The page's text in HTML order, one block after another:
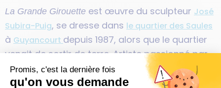
La Grande Girouette est œuvre du sculpteur José
Subira-Puig, se dresse dans le quartier des Saules
à Guyancourt depuis 1987, alors que le quartier
venait de sortir de terre. Artiste passionné par
le travail du bois, Subira Puig, membre du
mouvement de la Jeune Sculpture, offre ici une